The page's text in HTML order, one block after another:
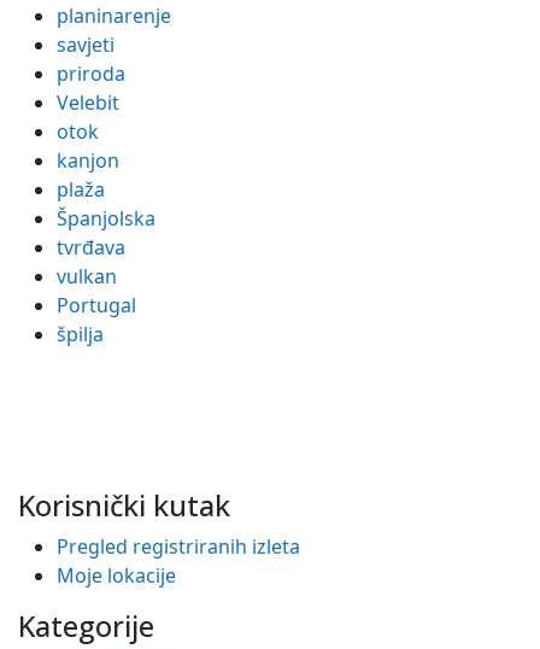
planinarenje
savjeti
priroda
Velebit
otok
kanjon
plaža
Španjolska
tvrđava
vulkan
Portugal
špilja
Korisnički kutak
Pregled registriranih izleta
Moje lokacije
Kategorije